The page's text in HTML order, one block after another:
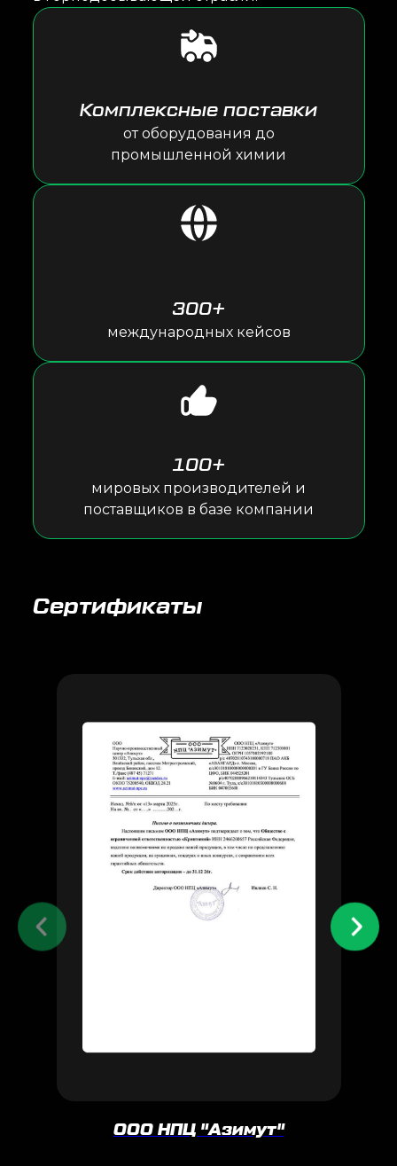
Комплексные поставки
от оборудования до
промышленной химии
300+
международных кейсов
100+
мировых производителей и
поставщиков в базе компании
Сертификаты
ООО НПЦ "Азимут"